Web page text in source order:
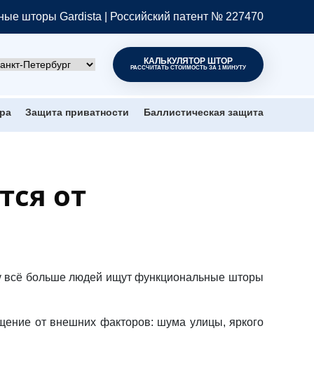
шторы Gardista | Российский патент № 227470
КАЛЬКУЛЯТОР ШТОР
РАССЧИТАТЬ СТОИМОСТЬ ЗА 1 МИНУТУ
Защита приватности Баллистическая защита
от
всё больше людей ищутфункциональные шторы
от внешних факторов: шума улицы, яркого